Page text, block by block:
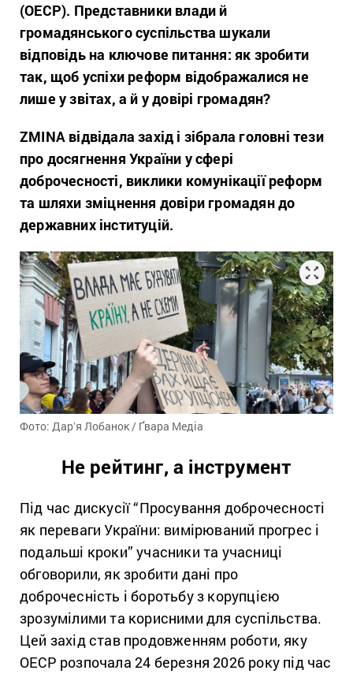
(ОЕСР). Представники влади й
громадянського суспільства шукали
відповідь на ключове питання: як зробити
так, щоб успіхи реформ відображалися не
лише у звітах, а й у довірі громадян?
ZMINA відвідала захід і зібрала головні тези
про досягнення України у сфері
доброчесності, виклики комунікації реформ
та шляхи зміцнення довіри громадян до
державних інституцій.
Фото: Дарʼя Лобанок / Ґвара Медіа
Не рейтинг, а інструмент
Під час дискусії “Просування доброчесності
як переваги України: вимірюваний прогрес і
подальші кроки” учасники та учасниці
обговорили, як зробити дані про
доброчесність і боротьбу з корупцією
зрозумілими та корисними для суспільства.
Цей захід став продовженням роботи, яку
ОЕСР розпочала 24 березня 2026 року під час